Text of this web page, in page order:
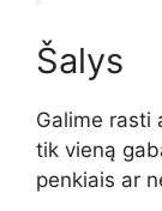
Šalys
Galime rasti
tik vieną
penkiais ar